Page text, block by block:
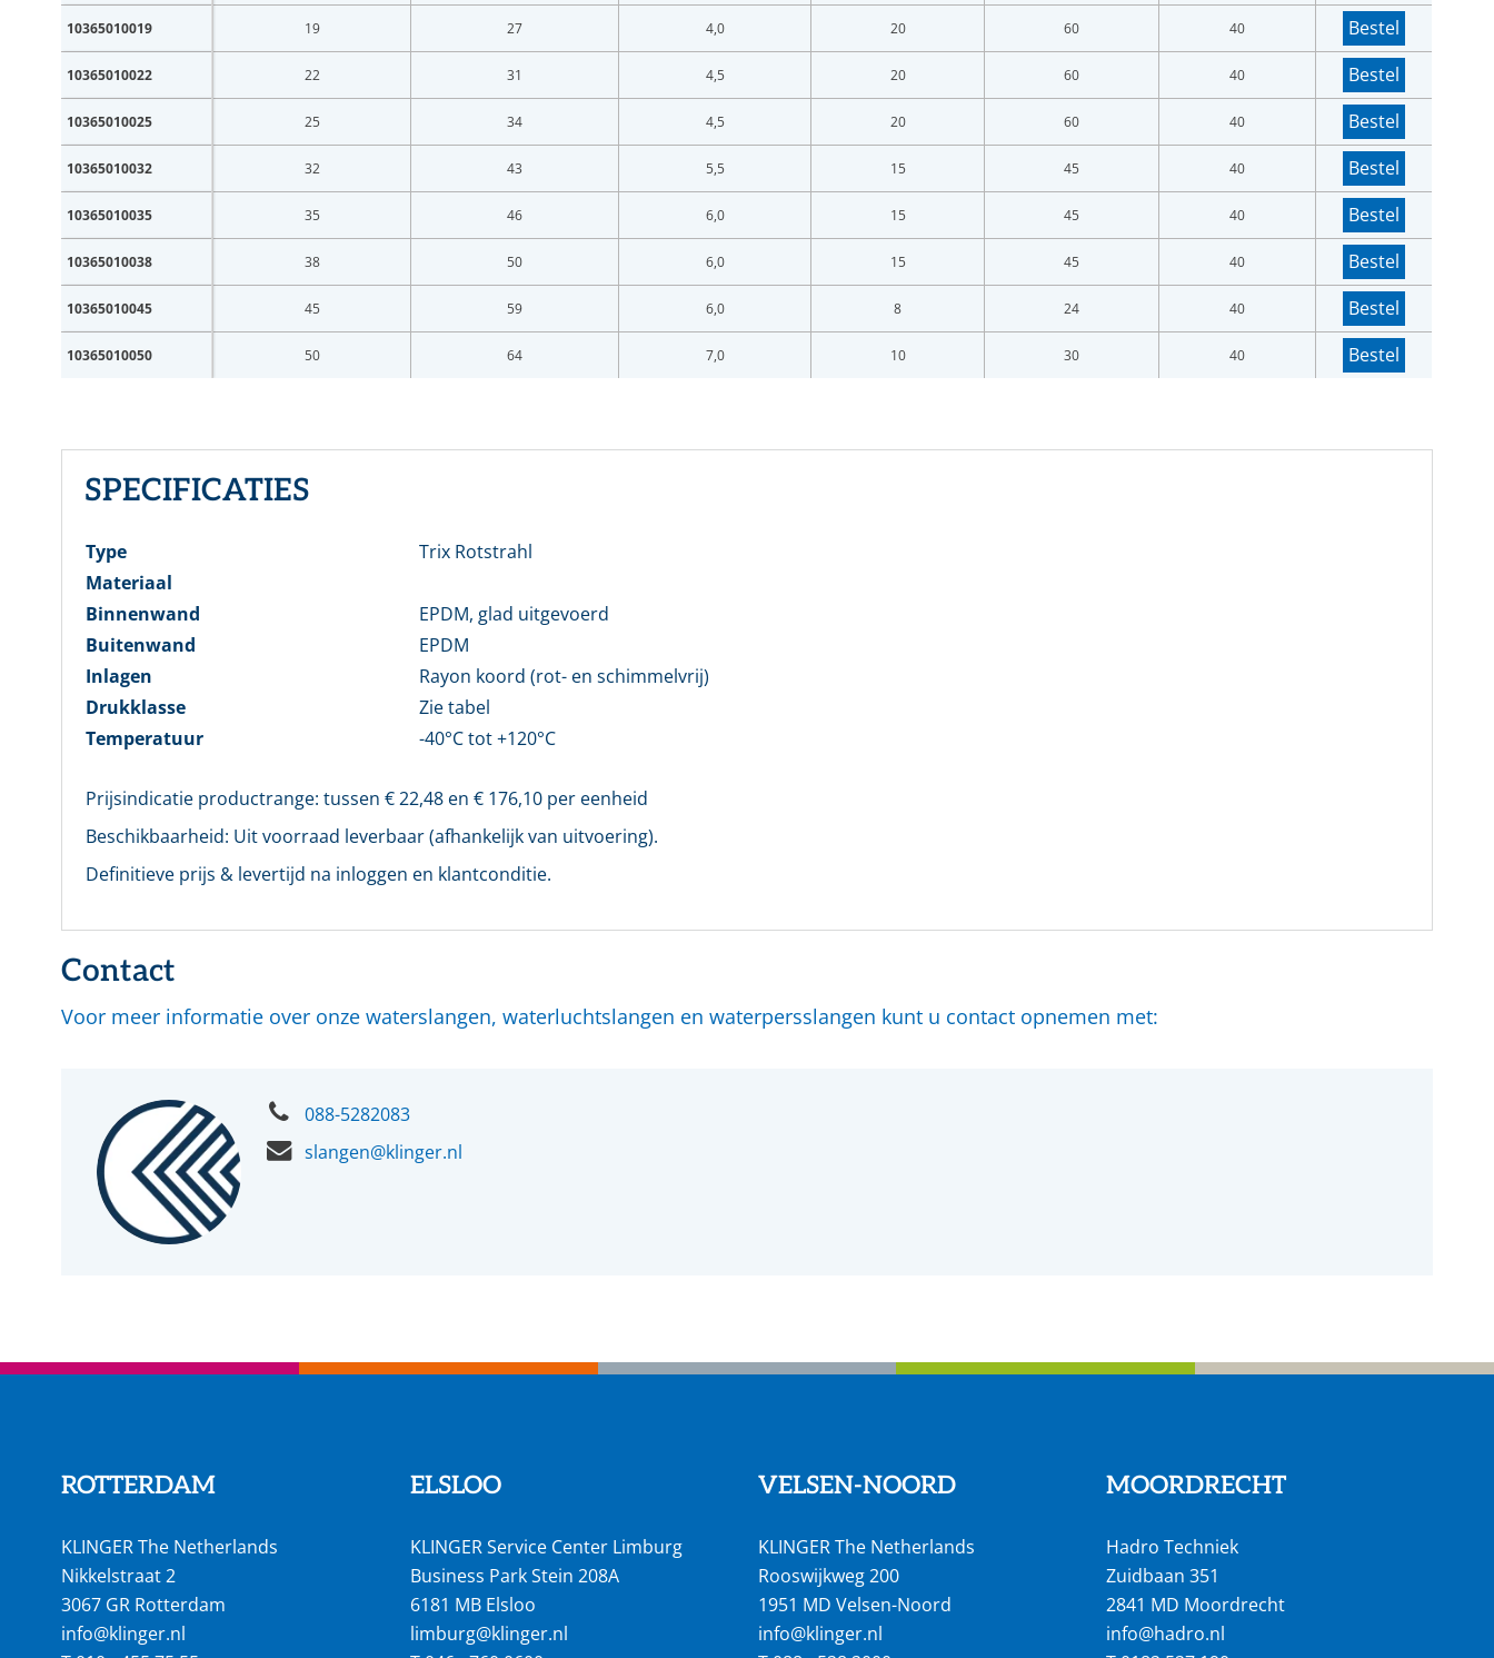
10365010019 19 27 4,0 20 60 40 Bestel
10365010022 22 31 4,5 20 60 40 Bestel
10365010025 25 34 4,5 20 60 40 Bestel
10365010032 32 43 5,5 15 45 40 Bestel
10365010035 35 46 6,0 15 45 40 Bestel
10365010038 38 50 6,0 15 45 40 Bestel
10365010045 45 59 6,0 8 24 40 Bestel
10365010050 50 64 7,0 10 30 40 Bestel
SPECIFICATIES
Type
Trix Rotstrahl
Materiaal
Binnenwand
EPDM, glad uitgevoerd
Buitenwand
EPDM
Inlagen
Rayon koord (rot- en schimmelvrij)
Drukklasse
Zie tabel
Temperatuur
-40°C tot +120°C
Prijsindicatie productrange: tussen €22,48 en € 176,10 per eenheid
Beschikbaarheid: Uit voorraad leverbaar (afhankelijk van uitvoering).
Definitieve prijs & levertijd na inloggen en klantconditie.
Contact
Voor meer informatie over onze waterslangen, waterluchtslangen en waterpersslangen kunt u contact opnemen met:
088-5282083
slangen@klinger.nl
LOGIN
Vul onderstaand formulier in om in te loggen
E-mailadres *
ROTTERDAM
KLINGER The Netherlands
Nikkelstraat 2
3067 GR Rotterdam
info@klinger.nl
ELSLOO
KLINGER Service Center Limburg
Business Park Stein 208A
6181 MB Elsloo
limburg@klinger.nl
VELSEN-NOORD
KLINGER The Netherlands
Rooswijkweg 200
1951 MD Velsen-Noord
info@klinger.nl
MOORDRECHT
Hadro Techniek
Zuidbaan 351
2841 MD Moordrecht
info@hadro.nl